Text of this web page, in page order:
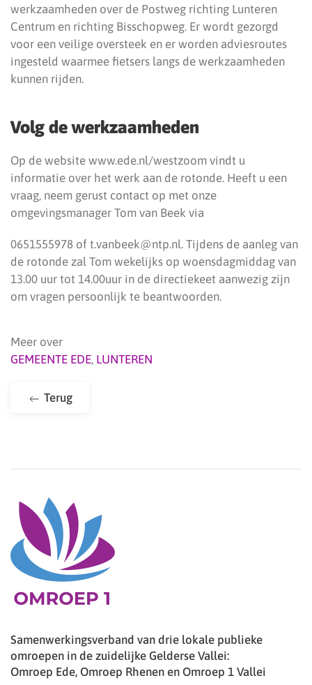
werkzaamheden over de Postweg richting Lunteren
Centrum en richting Bisschopweg. Er wordt gezorgd
voor een veilige oversteek en er worden adviesroutes
ingesteld waarmee fietsers langs de werkzaamheden
kunnen rijden.
Volg de werkzaamheden
Op de website www.ede.nl/westzoom vindt u
informatie over het werk aan de rotonde. Heeft u een
vraag, neem gerust contact op met onze
omgevingsmanager Tom van Beek via
0651555978 of t.vanbeek@ntp.nl. Tijdens de aanleg van
de rotonde zal Tom wekelijks op woensdagmiddag van
13.00 uur tot 14.00uur in de directiekeet aanwezig zijn
om vragen persoonlijk te beantwoorden.
Meer over
GEMEENTE EDE, LUNTEREN
Terug
Samenwerkingsverband van drie lokale publieke
omroepen in de zuidelijke Gelderse Vallei:
Omroep Ede, Omroep Rhenen en Omroep 1 Vallei